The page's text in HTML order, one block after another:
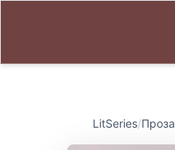
LitSeries/Проза